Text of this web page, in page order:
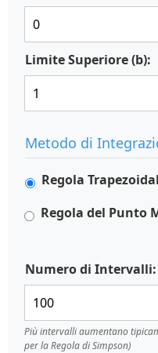
Limite Superiore (b):
Metodo di
Regola
Regola del Punto
Numero di Intervalli:
Più intervalli aumentano
per la Regola di Simpson)